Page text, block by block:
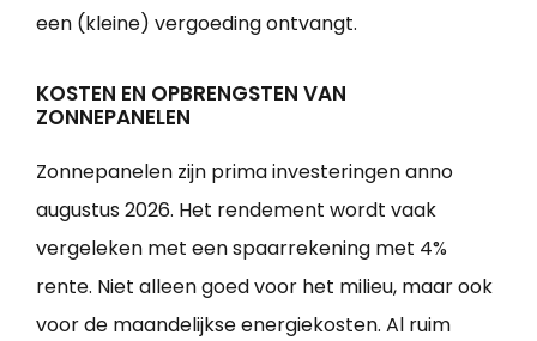
een (kleine) vergoeding ontvangt.
KOSTEN EN OPBRENGSTEN VAN
ZONNEPANELEN
Zonnepanelen zijn prima investeringen anno
augustus 2026. Het rendement wordt vaak
vergeleken met een spaarrekening met 4%
rente. Niet alleen goed voor het milieu, maar ook
voor de maandelijkse energiekosten. Al ruim